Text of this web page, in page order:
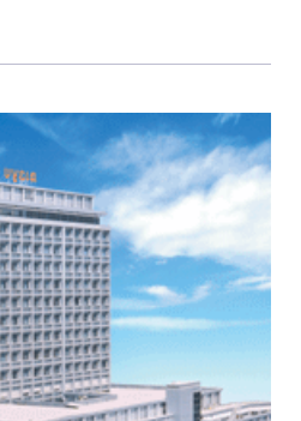
Ελλάδα
Τοπικά
Αγροτικά
Οικονομία
Πολιτική
Αθλητικά
Αστυνομικό Δελτίο